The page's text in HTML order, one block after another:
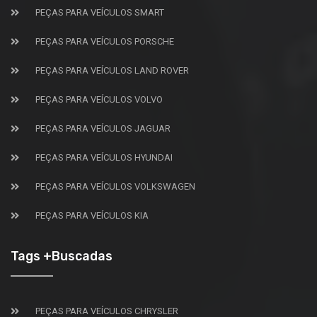
PEÇAS PARA VEÍCULOS SMART
PEÇAS PARA VEÍCULOS PORSCHE
PEÇAS PARA VEÍCULOS LAND ROVER
PEÇAS PARA VEÍCULOS VOLVO
PEÇAS PARA VEÍCULOS JAGUAR
PEÇAS PARA VEÍCULOS HYUNDAI
PEÇAS PARA VEÍCULOS VOLKSWAGEN
PEÇAS PARA VEÍCULOS KIA
Tags +Buscadas
PEÇAS PARA VEÍCULOS CHRYSLER